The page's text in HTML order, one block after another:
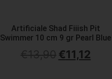
Artificiale Shad Fiiish Pit
Swimmer 10 cm 9 gr Pearl Blue
€11,12